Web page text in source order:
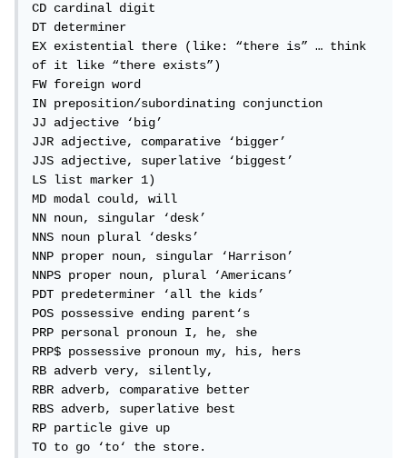
CD cardinal digit
DT determiner
EX existential there (like: “there is” … think
of it like “there exists”)
FW foreign word
IN preposition/subordinating conjunction
JJ adjective ‘big’
JJR adjective, comparative ‘bigger’
JJS adjective, superlative ‘biggest’
LS list marker 1)
MD modal could, will
NN noun, singular ‘desk’
NNS noun plural ‘desks’
NNP proper noun, singular ‘Harrison’
NNPS proper noun, plural ‘Americans’
PDT predeterminer ‘all the kids’
POS possessive ending parent‘s
PRP personal pronoun I, he, she
PRP$ possessive pronoun my, his, hers
RB adverb very, silently,
RBR adverb, comparative better
RBS adverb, superlative best
RP particle give up
TO to go ‘to‘ the store.